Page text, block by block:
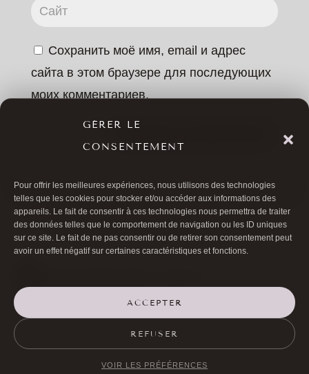
GÉRER LE
CONSENTEMENT
Pour offrir les meilleures expériences, nous utilisons des technologies
telles que les cookies pour stocker et/ou accéder aux informations des
appareils. Le fait de consentir à ces technologies nous permettra de traiter
des données telles que le comportement de navigation ou les ID uniques
sur ce site. Le fait de ne pas consentir ou de retirer son consentement peut
avoir un effet négatif sur certaines caractéristiques et fonctions.
ACCEPTER
REFUSER
VOIR LES PRÉFÉRENCES
Сохранить моё имя, email и адрес
сайта в этом браузере для последующих
моих комментариев.
 01 40 17 00 99
